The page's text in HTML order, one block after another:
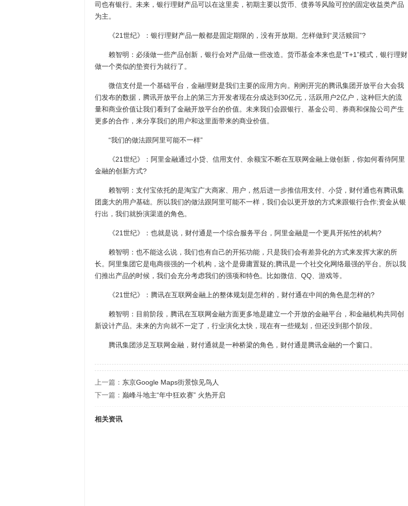
司也有银行。未来，银行理财产品可以在这里卖，初期主要以货币、债券等风险可控的固定收益类产品
为主。
《21世纪》：银行理财产品一般都是固定期限的，没有开放期。怎样做到“灵活赎回”?
赖智明：必须做一些产品创新，银行会对产品做一些改造。货币基金本来也是“T+1”模式，银行理财
做一个类似的垫资行为就行了。
微信支付是一个基础平台，金融理财是我们主要的应用方向。刚刚开完的腾讯集团开放平台大会我
们发布的数据，腾讯开放平台上的第三方开发者现在分成达到30亿元，活跃用户2亿户，这种巨大的流
量和商业价值让我们看到了金融开放平台的价值。未来我们会跟银行、基金公司、券商和保险公司产生
更多的合作，来分享我们的用户和这里面带来的商业价值。
“我们的做法跟阿里可能不一样”
《21世纪》：阿里金融通过小贷、信用支付、余额宝不断在互联网金融上做创新，你如何看待阿里
金融的创新方式?
赖智明：支付宝依托的是淘宝广大商家、用户，然后进一步推信用支付、小贷，财付通也有腾讯集
团庞大的用户基础。所以我们的做法跟阿里可能不一样，我们会以更开放的方式来跟银行合作;资金从银
行出，我们就扮演渠道的角色。
《21世纪》：也就是说，财付通是一个综合服务平台，阿里金融是一个更具开拓性的机构?
赖智明：也不能这么说，我们也有自己的开拓功能，只是我们会有差异化的方式来发挥大家的所
长。阿里集团它是电商很强的一个机构，这个是毋庸置疑的;腾讯是一个社交化网络最强的平台。所以我
们推出产品的时候，我们会充分考虑我们的强项和特色。比如微信、QQ、游戏等。
《21世纪》：腾讯在互联网金融上的整体规划是怎样的，财付通在中间的角色是怎样的?
赖智明：目前阶段，腾讯在互联网金融方面更多地是建立一个开放的金融平台，和金融机构共同创
新设计产品。未来的方向就不一定了，行业演化太快，现在有一些规划，但还没到那个阶段。
腾讯集团涉足互联网金融，财付通就是一种桥梁的角色，财付通是腾讯金融的一个窗口。
上一篇： 东京Google Maps街景惊见鸟人
下一篇： 巅峰斗地主“年中狂欢赛” 火热开启
相关资讯